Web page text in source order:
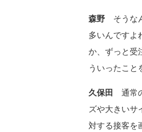
森野 そうな
多いんですよ
か、ずっと受
ういったこと
久保田 通常
ズや大きいサ
対する接客を